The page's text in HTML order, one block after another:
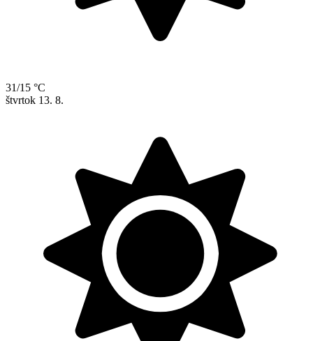
31/15 °C
štvrtok 13. 8.